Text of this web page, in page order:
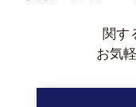
関す
お気